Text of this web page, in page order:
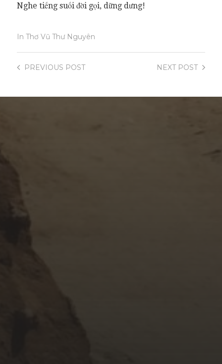
Nghe tiếng suối đời gọi, dững dưng!
In Thơ Vũ Thư Nguyên
NEXTPOST
PREVIOUS POST